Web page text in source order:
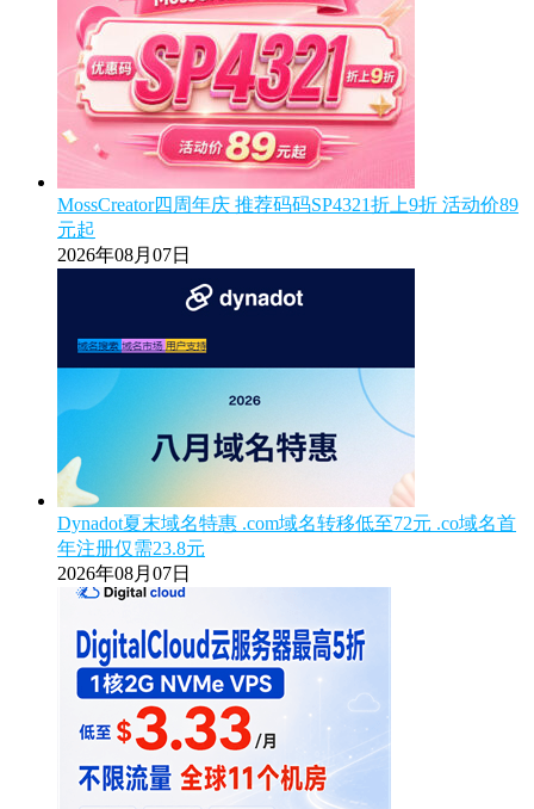
MossCreator四周年庆 推荐码码SP4321折上9折 活动价89
元起
2026年08月07日
Dynadot夏末域名特惠 .com域名转移低至72元 .co域名首
年注册仅需23.8元
2026年08月07日